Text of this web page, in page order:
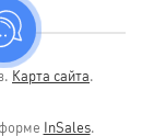
Карта сайта.
InSales.